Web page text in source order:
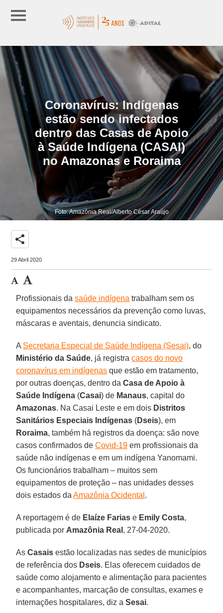
Coronavírus: Indígenas
estão sendo infectados
dentro das Casas de Apoio
à Saúde Indígena (CASAI)
no Amazonas e Roraima
Foto: Amazônia Real/Alberto César Araújo
share
29 Abril 2020
Profissionais dasaúde indígena trabalham sem os
equipamentos necessários da prevenção como luvas,
máscaras e aventais, denuncia sindicato.
A Secretaria Especial de Saúde Indígena (Sesai), do
Ministério da Saúde, já registracasos do novo
coronavírus em indígenas que estão em tratamento,
por outras doenças, dentro daCasa de Apoio à
Saúde Indígena (Casai) de Manaus, capital do
Amazonas. Na Casai Leste e em dois Distritos
Sanitários Especiais Indígenas (Dseis), em
Roraima, também há registros da doença: são nove
casos confirmados deCovid-19 em profissionais da
saúde não indígenas e em um indígena Yanomami.
Os funcionários trabalham – muitos sem
equipamentos de proteção – nas unidades desses
dois estados daAmazônia Ocidental .
A reportagem é de Elaíze Farias e Emily Costa,
publicada por Amazônia Real , 27-04-2020.
AsCasais estão localizadas nas sedes de municípios
de referência dos Dseis. Elas oferecem cuidados de
saúde como alojamento e alimentação para pacientes
e acompanhantes, marcação de consultas, exames e
internações hospitalares, diz aSesai.